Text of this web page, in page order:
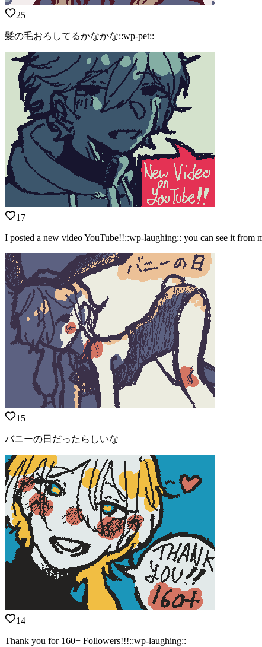
25
髪の毛おろしてるかなかな::wp-pet::
17
I posted a new video YouTube!!::wp-laughing:: you can see it from
15
バニーの日だったらしいな
14
Thank you for 160+ Followers!!!::wp-laughing::